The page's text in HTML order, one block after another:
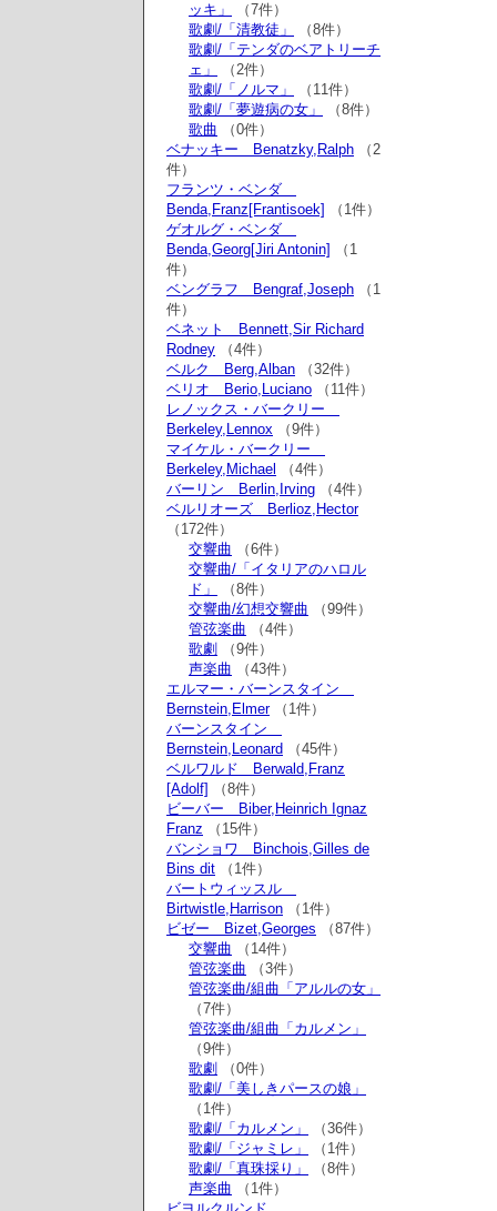
ッキ」
（7件）
歌劇/「清教徒」
（8件）
歌劇/「テンダのベアトリーチ
ェ」
（2件）
歌劇/「ノルマ」
（11件）
歌劇/「夢遊病の女」
（8件）
歌曲 （0件）
ベナッキー Benatzky,Ralph （2
件）
フランツ・ベンダ
Benda,Franz[Frantisoek]
（1件）
ゲオルグ・ベンダ
Benda,Georg[Jiri Antonin]
（1
件）
ベングラフ Bengraf,Joseph （1
件）
ベネット Bennett,Sir Richard
Rodney （4件）
ベルク Berg,Alban （32件）
ベリオ Berio,Luciano （11件）
レノックス・バークリー
Berkeley,Lennox （9件）
マイケル・バークリー
Berkeley,Michael
（4件）
バーリン Berlin,Irving （4件）
ベルリオーズ Berlioz,Hector
（172件）
交響曲 （6件）
交響曲/「イタリアのハロル
ド」
（8件）
交響曲/幻想交響曲 （99件）
管弦楽曲 （4件）
歌劇
（9件）
声楽曲 （43件）
エルマー・バーンスタイン
Bernstein,Elmer（1件）
バーンスタイン
Bernstein,Leonard （45件）
ベルワルド Berwald,Franz
[Adolf]
（8件）
ビーバー Biber,Heinrich Ignaz
Franz （15件）
バンショワ Binchois,Gilles de
Bins dit （1件）
バートウィッスル
Birtwistle,Harrison （1件）
ビゼー Bizet,Georges （87件）
交響曲 （14件）
管弦楽曲 （3件）
管弦楽曲/組曲「アルルの女」
（7件）
管弦楽曲/組曲「カルメン」
（9件）
歌劇
（0件）
歌劇/「美しきパースの娘」
（1件）
歌劇/「カルメン」
（36件）
歌劇/「ジャミレ」
（1件）
歌劇/「真珠採り」
（8件）
声楽曲 （1件）